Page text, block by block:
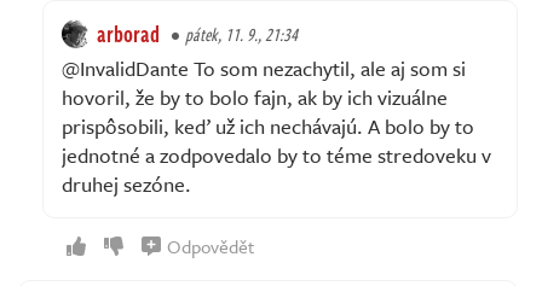
arborad pátek, 11. 9., 21:34
@InvalidDante To som nezachytil, ale aj som si
hovoril, že by to bolo fajn, ak by ich vizuálne
prispôsobili, keď už ich nechávajú. A bolo by to
jednotné a zodpovedalo by to téme stredoveku v
druhej sezóne.
Odpovědět